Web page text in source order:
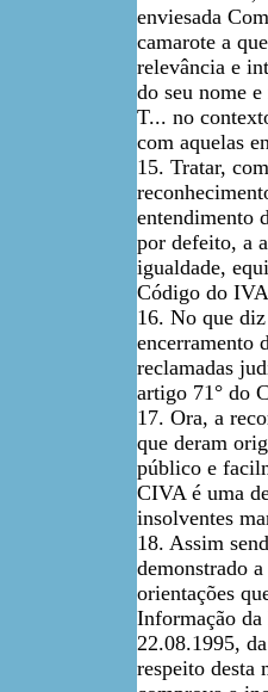
enviesada
camarote a
relevância e
do seu nome
T... no
com aquelas
15. Tratar,
entendimento
por defeito, a
igualdade,
Código do
16. No que
encerramento
reclamadas
artigo 71° do
17. Ora, a
que deram
público e
CIVA é uma
insolventes
18. Assim
demonstrado
orientações
Informação
22.08.1995,
respeito desta